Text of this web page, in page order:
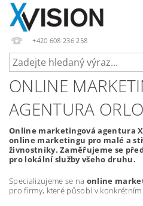
+420 608 236 258
ONLINE
AGENTURA
Online marketingová agentura
online marketingu pro malé a
živnostníky. Zaměřujeme se
pro lokální služby všeho druhu.
Specializujeme se na online
pro firmy, které působí v